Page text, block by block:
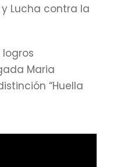
Lucha contra la
logros
Maria
“Huella